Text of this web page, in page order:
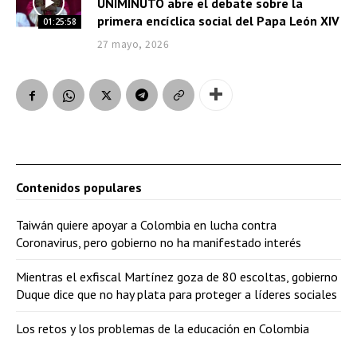
01:25:58
primera encíclica social del Papa León XIV
27 mayo, 2026
Contenidos populares
Taiwán quiere apoyar a Colombia en lucha contra
Coronavirus, pero gobierno no ha manifestado interés
Mientras el exfiscal Martínez goza de 80 escoltas, gobierno
Duque dice que no hay plata para proteger a líderes sociales
Los retos y los problemas de la educación en Colombia